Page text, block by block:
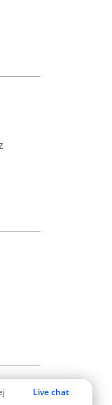
Live chat